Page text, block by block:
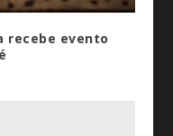
recebe evento